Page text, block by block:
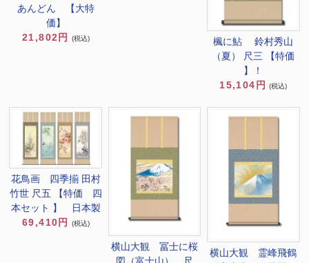
あんどん 【大特
価】
21,802円
(税込)
楓に鮎 鈴村秀山
（夏） 尺三 【特価
】！
15,104円
(税込)
花鳥画 四季揃 田村
竹世 尺五 【特価 四
本セット 】 日本製
69,410円
(税込)
横山大観 冨士に桜
横山大観 霊峰飛鶴